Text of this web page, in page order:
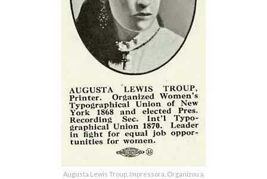
Augusta Lewis Troup, Impressora. Organizou a